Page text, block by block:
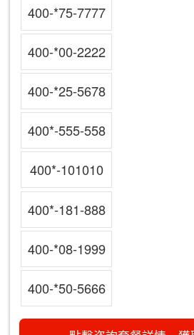
400-*75-7777
400-*00-2222
400-*25-5678
400*-555-558
400*-101010
400*-181-888
400-*08-1999
400-*50-5666